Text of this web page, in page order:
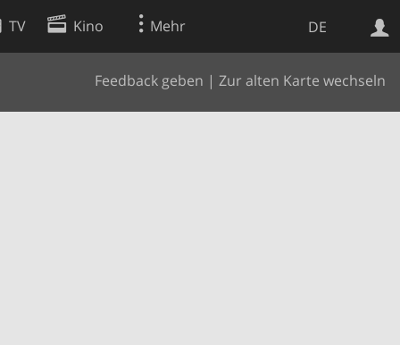
DE
TV Kino Mehr
Feedback geben | Zur alten Karte wechseln
Websuche